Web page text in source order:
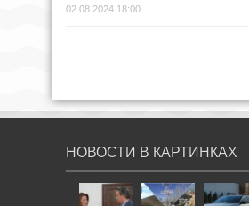
02.08.2024 18:00
НОВОСТИ В КАРТИНКАХ